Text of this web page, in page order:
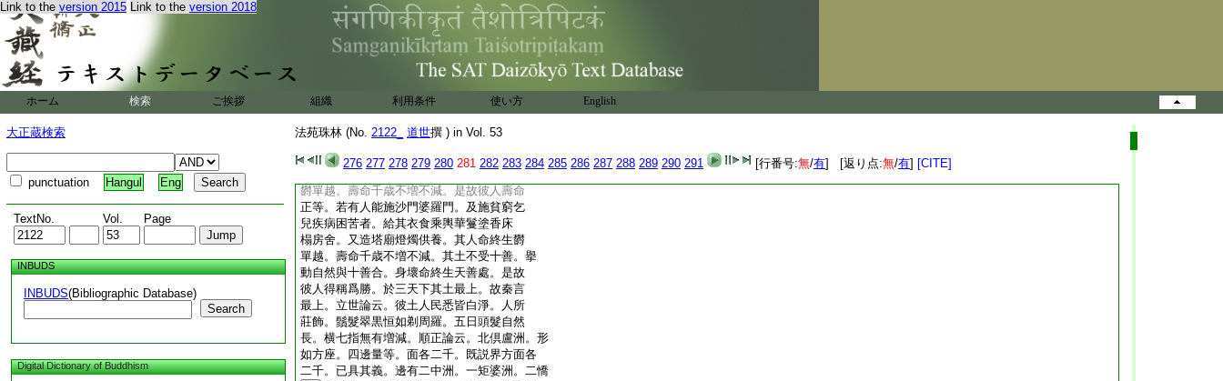
Link to the version 2015 Link to the version 2018
ホーム 検索 ご挨拶 組織 利用条件 使い方 English
大正蔵検索
punctuation Hangul Eng
TextNo. Vol. Page
INBUDS
INBUDS(Bibliographic Database)
Search
Digital Dictionary of Buddhism
法苑珠林 (No. 2122_ 道世撰 ) in Vol. 53
276 277 278 279 280 281 282 283 284 285 286 287 288 289 290 291 [行番号:無/有] [返り点:無/有] [CITE]
19 嗽。指出甘乳充遍兒身。過七日已其兒
長成與彼人等。男向男衆女向女衆。彼人命
終不相哭泣。莊嚴死屍置四衢道捨之而去。
有鳥名憂慰禪伽。接彼死屍置於他方
依 20
立世
其鳥啄屍將去。至
又其土人大小便時地爲
開坼 23
便利訖已地還自合。其土人民無所繋
戀亦無蓄積。壽命常定死盡生天。彼人何故
欝單越。壽命千歳不増不減。是故彼人壽命
正等。若有人能施沙門婆羅門。及施貧窮乞
兒疾病困苦者。給其衣食乘輿華鬘塗香床
榻房舍。又造塔廟燈燭供養。其人命終生欝
單越。壽命千歳不増不減。其土不受十善。擧
動自然與十善合。身壞命終生天善處。是故
彼人得稱爲勝。於三天下其土最上。故秦言
最上。立世論云。彼土人民悉皆白淨。人所
莊飾。鬚髮翠黒恒如剃周羅。五日頭髮自然
長。横七指無有増減。順正論云。北倶盧洲。形
如方座。四邊量等。面各二千。既説界方面各
二千。已具其義。邊有二中洲。一矩婆洲。二憍